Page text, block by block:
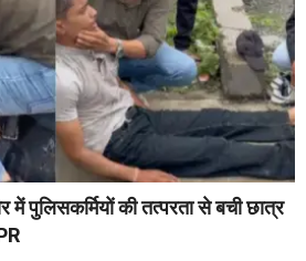
पुलिसकर्मियों की तत्परता से बची छात्र